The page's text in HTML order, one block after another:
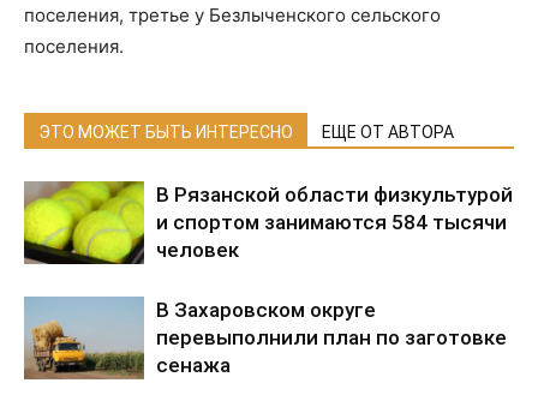
поселения, третье у Безлыченского сельского
поселения.
ЭТО МОЖЕТ БЫТЬ ИНТЕРЕСНО ЕЩЕ ОТ АВТОРА
В Рязанской области физкультурой
и спортом занимаются 584 тысячи
человек
В Захаровском округе
перевыполнили план по заготовке
сенажа